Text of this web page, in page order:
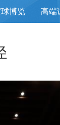
博览 高端